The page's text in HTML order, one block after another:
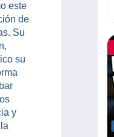
este
de
Su
su
y